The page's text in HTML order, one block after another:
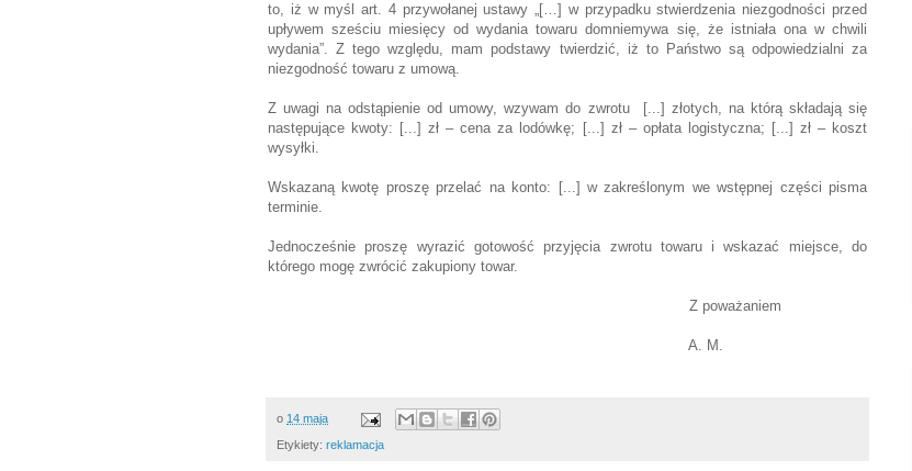
to, iż w myśl art. 4 przywołanej ustawy „[…] w przypadku stwierdzenia niezgodności przed
upływem sześciu miesięcy od wydania towaru domniemywa się, że istniała ona w chwili
wydania”. Z tego względu, mam podstawy twierdzić, iż to Państwo są odpowiedzialni za
niezgodność towaru z umową.
Z uwagi na odstąpienie od umowy, wzywam do zwrotu [...] złotych, na którą składają się
następujące kwoty: [...] zł – cena za lodówkę; [...] zł – opłata logistyczna; [...] zł – koszt
wysyłki.
Wskazaną kwotę proszę przelać na konto: [...] w zakreślonym we wstępnej części pisma
terminie.
Jednocześnie proszę wyrazić gotowość przyjęcia zwrotu towaru i wskazać miejsce, do
którego mogę zwrócić zakupiony towar.
Z poważaniem
A. M.
o 14 maja
Etykiety: reklamacja